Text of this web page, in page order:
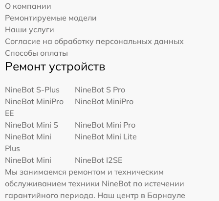
О компании
Ремонтируемые модели
Наши услуги
Согласие на обработку персональных данных
Способы оплаты
Ремонт устройств
NineBot S-Plus
NineBot S Pro
NineBot MiniPro
EE
NineBot MiniPro
NineBot Mini S
NineBot Mini Pro
NineBot Mini
Plus
NineBot Mini Lite
NineBot Mini
NineBot I2SE
Мы занимаемся ремонтом и техническим
обслуживанием техники NineBot по истечении
гарантийного периода. Наш центр в Барнауле